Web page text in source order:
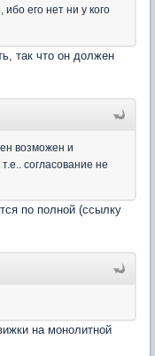
его нет ни у кого
так что он должен
возможен и
согласование не
по полной (ссылку
на монолитной